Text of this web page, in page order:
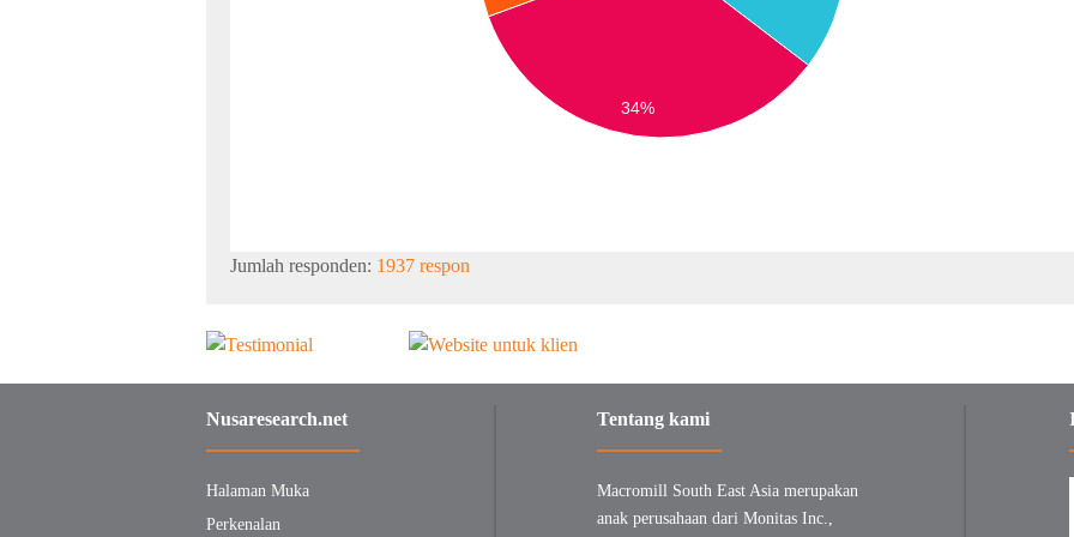
34%
Jumlah responden: 1937 respon
Nusaresearch.net
Halaman Muka
Perkenalan
Tentang kami
Macromill South East Asia merupakan
anak perusahaan dari Monitas Inc.,